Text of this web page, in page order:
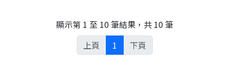
顯示第 1 至 10 筆結果，共 10 筆
上頁
1 下頁